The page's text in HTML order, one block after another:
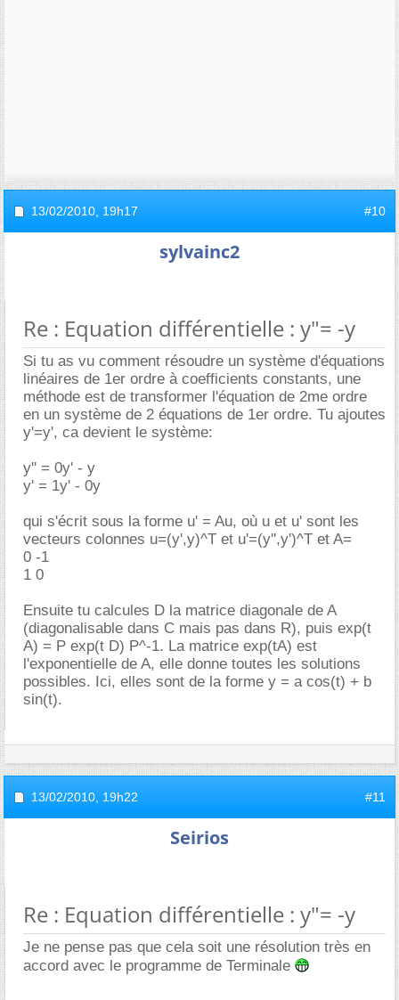
13/02/2010, 19h17 #10
sylvainc2
Re : Equation différentielle : y"= -y
Si tu as vu comment résoudre un système d'équations
linéaires de 1er ordre à coefficients constants, une
méthode est de transformer l'équation de 2me ordre
en un système de 2 équations de 1er ordre. Tu ajoutes
y'=y', ca devient le système:
y'' = 0y' - y
y' = 1y' - 0y
qui s'écrit sous la forme u' = Au, où u et u' sont les
vecteurs colonnes u=(y',y)^T et u'=(y'',y')^T et A=
0 -1
1 0
Ensuite tu calcules D la matrice diagonale de A
(diagonalisable dans C mais pas dans R), puis exp(t
A) = P exp(t D) P^-1. La matrice exp(tA) est
l'exponentielle de A, elle donne toutes les solutions
possibles. Ici, elles sont de la forme y = a cos(t) + b
sin(t).
13/02/2010, 19h22 #11
Seirios
Re : Equation différentielle : y"= -y
Je ne pense pas que cela soit une résolution très en
accord avec le programme de Terminale